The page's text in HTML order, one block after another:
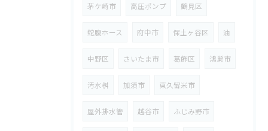
茅ケ崎市 高圧ポンプ 鶴見区
蛇腹ホース 府中市 保土ヶ谷区 油
中野区 さいたま市 葛飾区 鴻巣市
汚水桝 加須市 東久留米市
屋外排水管 越谷市 ふじみ野市